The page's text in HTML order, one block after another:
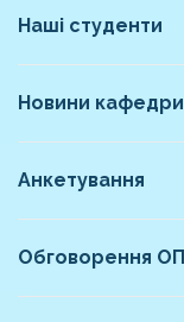
Наші студенти
Новини кафедри
Анкетування
Обговорення ОП